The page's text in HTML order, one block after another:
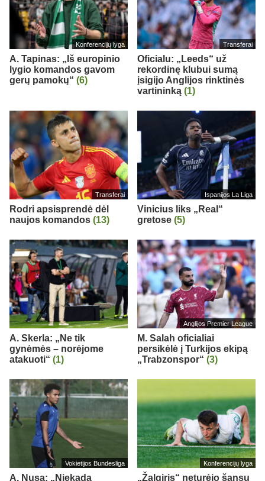
Konferencijų lyga
A. Tapinas: „Iš europinio
lygio komandos gavom
gerų pamokų“ (6)
Transferai
Oficialu: „Leeds“ už
rekordinę klubui sumą
įsigijo Anglijos rinktinės
vartininką (1)
Transferai
Rodri apsisprendė dėl
naujos komandos (13)
Ispanijos La Liga
Vinicius liks „Real“
gretose (5)
A. Skerla: „Ne tik
gynėmės – norėjome
atakuoti“ (1)
Anglijos Premier League
M. Salah oficialiai
persikėlė į Turkijos ekipą
„Trabzonspor“ (3)
Vokietijos Bundesliga
A. Nusa: „Niekada
Konferencijų lyga
„Žalgiris“ neturėjo šansų